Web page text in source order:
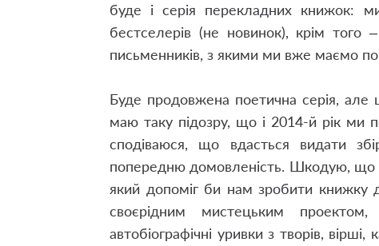
буде і серія перекладних книжок:
бестселерів (не новинок), крім того
письменників, з якими ми вже маємо
Буде продовжена поетична серія,
маю таку підозру, що і 2014-й рік ми
сподіваюся, що вдасться видати
попередню домовленість. Шкодую, що
який допоміг би нам зробити
своєрідним мистецьким
автобіографічні уривки з творів,